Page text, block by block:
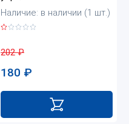
Наличие: в наличии (1 шт.)
202₽
180 ₽